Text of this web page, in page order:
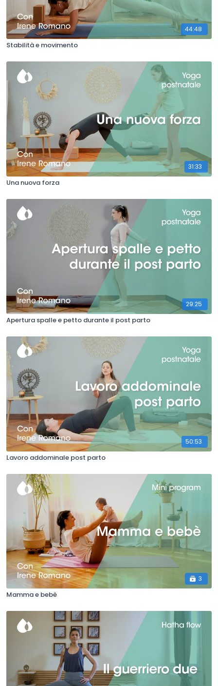
44:48
Stabilità e movimento
31:33
Una nuova forza
29:25
Apertura spalle e petto durante il post parto
50:53
Lavoro addominale post parto
3
Mamma e bebè